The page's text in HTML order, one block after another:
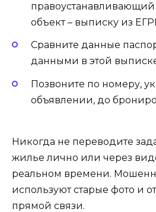
объект – выписку из
Сравните данные
данными в этой
Позвоните по номеру,
объявлении, до
Никогда не переводите
жилье лично или через
реальном времени.
используют старые фото и
прямой связи.